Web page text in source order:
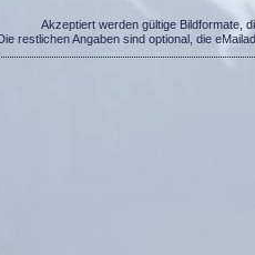
Akzeptiert werden gültige Bildformate,
restlichen Angaben sind optional, die